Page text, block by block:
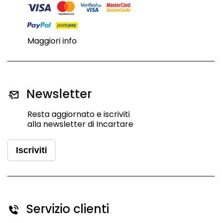
Maggiori info
Newsletter
Resta aggiornato e iscriviti
alla newsletter di Incartare
Iscriviti
Servizio clienti